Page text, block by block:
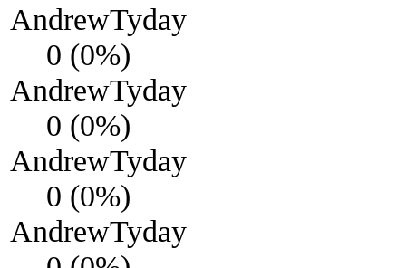
AndrewTyday
0 (0%)
AndrewTyday
0 (0%)
AndrewTyday
0 (0%)
AndrewTyday